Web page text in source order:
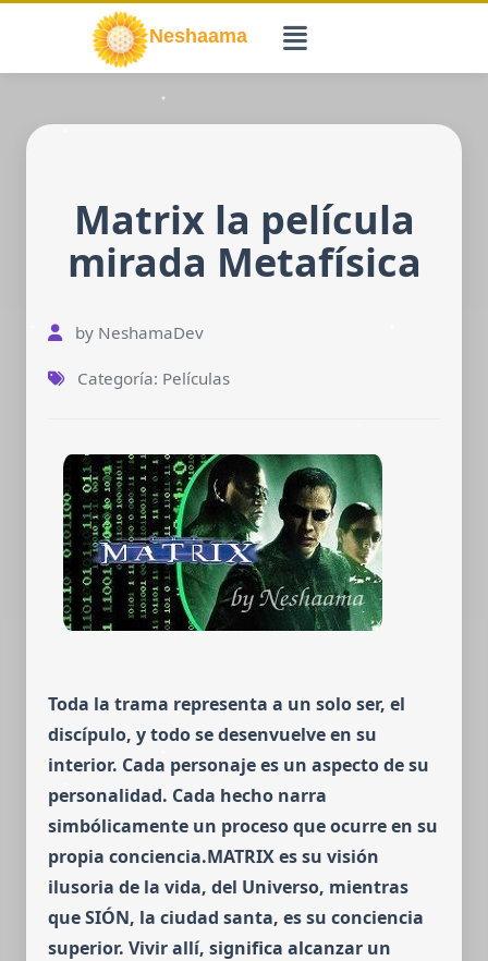
Matrix la película
mirada Metafísica
by NeshamaDev
Categoría: Películas
Toda la trama representa a un solo ser, el
discípulo, y todo se desen­vuelve en su
interior. Cada personaje es un aspecto de su
personalidad. Cada hecho narra
simbólicamente un proceso que ocurre en su
propia con­ciencia.MATRIX es su visión
ilusoria de la vida, del Universo, mientras
que SIÓN, la ciudad santa, es su conciencia
superior. Vivir allí, signi­fica alcanzar un